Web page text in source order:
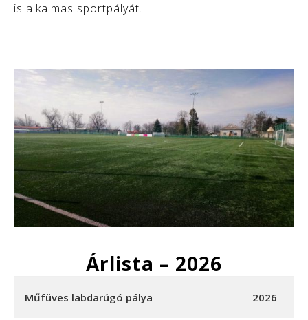
is alkalmas sportpályát.
Árlista – 2026
Műfüves labdarúgó pálya 2026